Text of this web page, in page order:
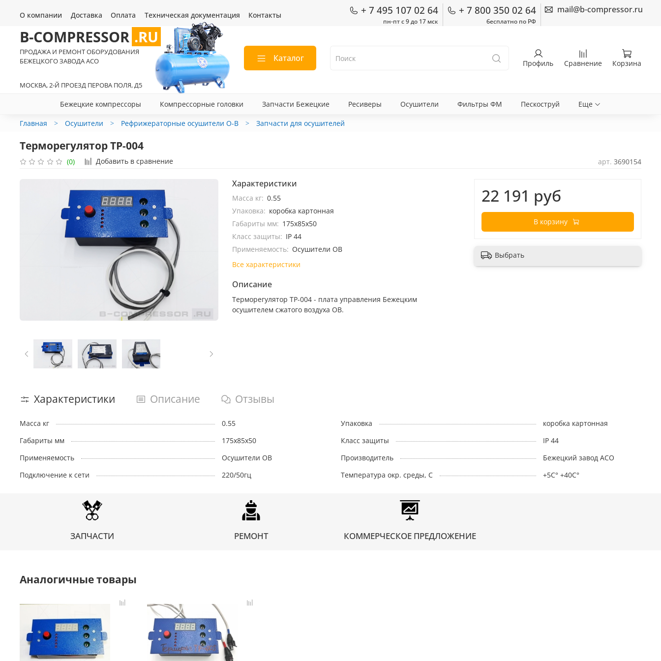
О компании Доставка Оплата Техническая документация Контакты + 7 495 107 02 64
пн-пт с 9 до 17 мск
+ 7 800 350 02 64
бесплатно по РФ
mail@b-compressor.ru
B-COMPRESSOR .RU
ПРОДАЖА И РЕМОНТ ОБОРУДОВАНИЯ
БЕЖЕЦКОГО ЗАВОДА АСО
МОСКВА, 2-Й ПРОЕЗД ПЕРОВА ПОЛЯ, Д5
Каталог Профиль Сравнение Корзина
Бежецкие компрессоры Компрессорные головки Запчасти Бежецкие Ресиверы Осушители Фильтры ФМ Пескоструй Еще
Главная Осушители Рефрижераторные осушители О-В Запчасти для осушителей
Терморегулятор ТР-004
(0) Добавить в сравнение арт. 3690154
Характеристики
Масса кг: 0.55
Упаковка: коробка картонная
Габариты мм: 175х85х50
Класс защиты: IP 44
Применяемость: Осушители ОВ
Все характеристики
Описание
Терморегулятор ТР-004 - плата управления Бежецким
осушителем сжатого воздуха ОВ.
22 191 руб
В корзину
Выбрать
Характеристики Описание Отзывы
Масса кг 0.55 Упаковка
коробка картонная
Габариты мм
175х85х50 Класс защиты
IP 44
Применяемость
Осушители ОВ Производитель
Бежецкий завод АСО
Подключение к сети
220/50гц Температура окр. среды, С +5С° +40С°
ЗАПЧАСТИ РЕМОНТ КОММЕРЧЕСКОЕ ПРЕДЛОЖЕНИЕ
Аналогичные товары